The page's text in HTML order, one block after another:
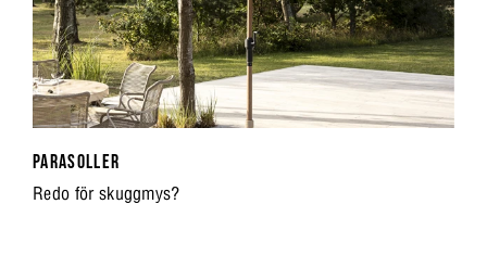
PARASOLLER
Redo för skuggmys?